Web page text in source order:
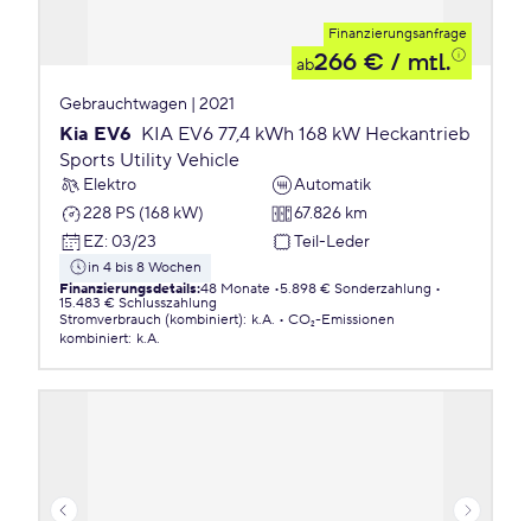
Finanzierungsanfrage
ab266 € / mtl.
Gebrauchtwagen | 2021
Kia EV6 KIA EV6 77,4 kWh 168 kW Heckantrieb
Sports Utility Vehicle
Elektro
Automatik
228 PS (168 kW)
67.826 km
EZ: 03/23 Teil-Leder
in 4 bis 8 Wochen
Finanzierungsdetails:48 Monate 5.898 € Sonderzahlung
15.483 € Schlusszahlung
Stromverbrauch (kombiniert): k.A.
CO₂-Emissionen
kombiniert: k.A.